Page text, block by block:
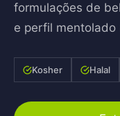
formulações de
e perfil mentolado
Kosher Halal